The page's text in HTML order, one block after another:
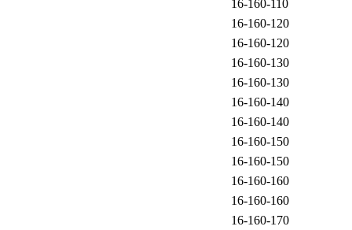
16-160-110
16-160-120
16-160-120
16-160-130
16-160-130
16-160-140
16-160-140
16-160-150
16-160-150
16-160-160
16-160-160
16-160-170